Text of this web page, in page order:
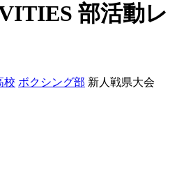
部活動レ
校 ボクシング部 新人戦県大会